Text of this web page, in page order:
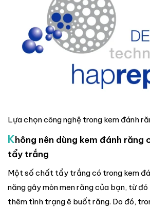
Lựa chọn công nghệ trong kem đánh
Không nên dùng kem đánh răng
tẩy trắng
Một số chất tẩy trắng có trong kem
năng gây mòn men răng của bạn, từ
thêm tình trạng ê buốt răng. Do đó,